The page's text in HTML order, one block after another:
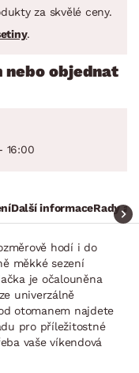
za skvělé ceny.
.
nebo objednat
16:00
Další informaceRady a
hodí i do
měkké sezení
je očalouněna
univerzálně
otomanem najdete
pro příležitostné
vaše víkendová